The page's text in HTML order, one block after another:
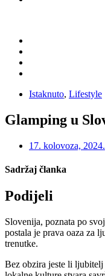
Istaknuto, Lifestyle
Glamping u
17. kolovoza, 2024.
Sadržaj članka
Podijeli
Slovenija, poznata po
postala je prava oaza za
trenutke.
Bez obzira jeste li